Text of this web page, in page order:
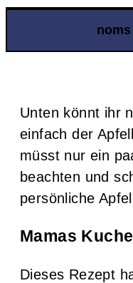
Unten könnt ihr
einfach der
müsst nur ein
beachten und
persönliche
Mamas
Dieses Rezept